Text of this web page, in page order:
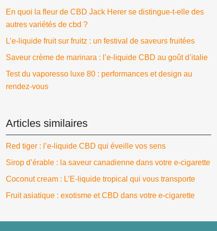
En quoi la fleur de CBD Jack Herer se distingue-t-elle des
autres variétés de cbd ?
L’e-liquide fruit sur fruitz : un festival de saveurs fruitées
Saveur crème de marinara : l’e-liquide CBD au goût d’italie
Test du vaporesso luxe 80 : performances et design au
rendez-vous
Articles similaires
Red tiger : l’e-liquide CBD qui éveille vos sens
Sirop d’érable : la saveur canadienne dans votre e-cigarette
Coconut cream : L’E-liquide tropical qui vous transporte
Fruit asiatique : exotisme et CBD dans votre e-cigarette